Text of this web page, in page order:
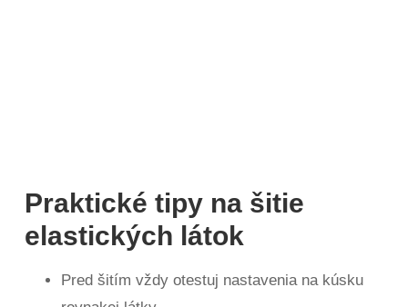
Praktické tipy na šitie
elastických látok
Pred šitím vždy otestuj nastavenia na kúsku